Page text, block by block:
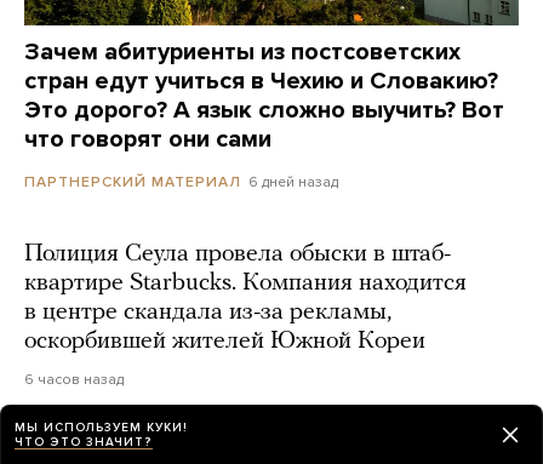
Зачем абитуриенты из постсоветских
стран едут учиться в Чехию и Словакию?
Это дорого? А язык сложно выучить? Вот
что говорят они сами
ПАРТНЕРСКИЙ МАТЕРИАЛ 6 дней назад
Полиция Сеула провела обыски в штаб-
квартире Starbucks. Компания находится
в центре скандала из-за рекламы,
оскорбившей жителей Южной Кореи
6 часов назад
«Прямые убытки — миллиарды гривен».
МЫ ИСПОЛЬЗУЕМ КУКИ!
ЧТО ЭТО ЗНАЧИТ?